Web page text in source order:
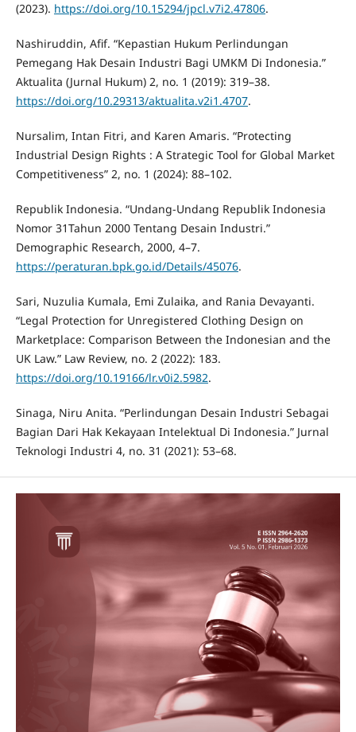
(2023). https://doi.org/10.15294/jpcl.v7i2.47806.
Nashiruddin, Afif. “Kepastian Hukum Perlindungan
Pemegang Hak Desain Industri Bagi UMKM Di Indonesia.”
Aktualita (Jurnal Hukum) 2, no. 1 (2019): 319–38.
https://doi.org/10.29313/aktualita.v2i1.4707.
Nursalim, Intan Fitri, and Karen Amaris. “Protecting
Industrial Design Rights : A Strategic Tool for Global Market
Competitiveness” 2, no. 1 (2024): 88–102.
Republik Indonesia. “Undang-Undang Republik Indonesia
Nomor 31Tahun 2000 Tentang Desain Industri.”
Demographic Research, 2000, 4–7.
https://peraturan.bpk.go.id/Details/45076.
Sari, Nuzulia Kumala, Emi Zulaika, and Rania Devayanti.
“Legal Protection for Unregistered Clothing Design on
Marketplace: Comparison Between the Indonesian and the
UK Law.” Law Review, no. 2 (2022): 183.
https://doi.org/10.19166/lr.v0i2.5982.
Sinaga, Niru Anita. “Perlindungan Desain Industri Sebagai
Bagian Dari Hak Kekayaan Intelektual Di Indonesia.” Jurnal
Teknologi Industri 4, no. 31 (2021): 53–68.